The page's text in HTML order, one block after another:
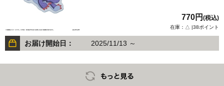
770円 (税込)
在庫：△ |38ポイント
お届け開始日： 2025/11/13 ～